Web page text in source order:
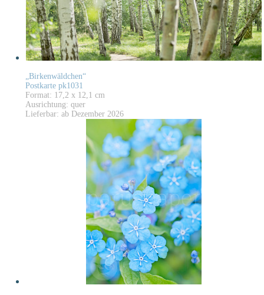
„Birkenwäldchen“
Postkarte pk1031
Format: 17,2 x 12,1 cm
Ausrichtung: quer
Lieferbar: ab Dezember 2026